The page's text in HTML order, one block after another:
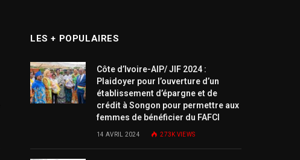
LES + POPULAIRES
Côte d’Ivoire-AIP/ JIF 2024 :
Plaidoyer pour l’ouverture d’un
établissement d’épargne et de
crédit à Songon pour permettre aux
femmes de bénéficier du FAFCI
14 AVRIL 2024 273K VIEWS